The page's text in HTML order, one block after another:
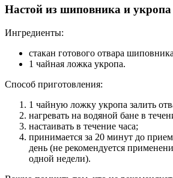
Настой из шиповника и укропа
Ингредиенты:
стакан готового отвара
1 чайная ложка укропа.
Способ приготовления:
1 чайную ложку укропа залить
нагревать на водяной бане в
настаивать в течение часа;
принимается за 20 минут до
день (не рекомендуется
одной недели).